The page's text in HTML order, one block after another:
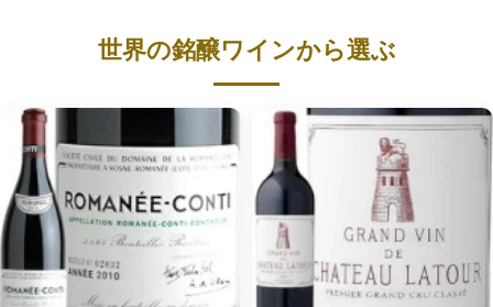
世界の銘醸ワインから選ぶ